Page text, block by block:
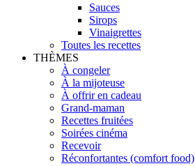
Sauces
Sirops
Vinaigrettes
Toutes les recettes
THÈMES
À congeler
À la mijoteuse
À offrir en cadeau
Grand-maman
Recettes fruitées
Soirées cinéma
Recevoir
Réconfortantes (comfort food)